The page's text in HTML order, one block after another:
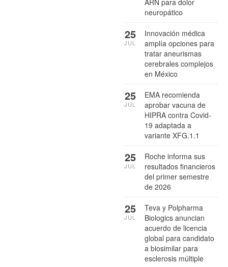
ARN para dolor
neuropático
Innovación médica
amplía opciones para
tratar aneurismas
cerebrales complejos
en México
25
JUL
EMA recomienda
aprobar vacuna de
HIPRA contra Covid-
19 adaptada a
variante XFG.1.1
25
JUL
Roche informa sus
resultados financieros
del primer semestre
de 2026
25
JUL
Teva y Polpharma
Biologics anuncian
acuerdo de licencia
global para candidato
a biosimilar para
esclerosis múltiple
25
JUL